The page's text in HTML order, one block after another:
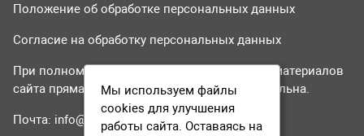
Положение об обработке персональных данных
Согласие на обработку персональных данных
При полном или частичном использовании материалов
сайта прямая гиперссылка на tvr24.tv обязательна.
Почта: info@tvr24.tv
Мы используем файлы
cookies для улучшения
работы сайта. Оставаясь на